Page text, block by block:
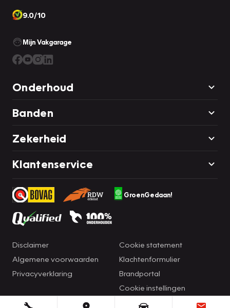
9.0/10
Mijn Vakgarage
Onderhoud
Banden
Zekerheid
Klantenservice
GroenGedaan!
Disclaimer
Algemene voorwaarden
Privacyverklaring
Cookie statement
Klachtenformulier
Brandportal
Cookie instellingen